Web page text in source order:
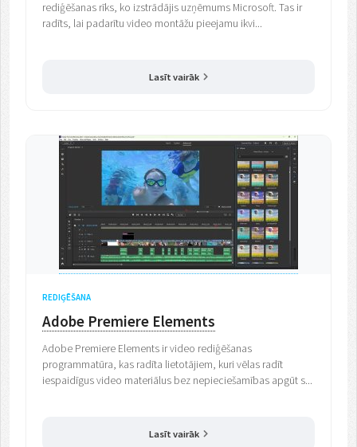
rediģēšanas rīks, ko izstrādājis uzņēmums Microsoft. Tas ir
radīts, lai padarītu video montāžu pieejamu ikvi...
Lasīt vairāk
REDIĢĒŠANA
Adobe Premiere Elements
Adobe Premiere Elements ir video rediģēšanas
programmatūra, kas radīta lietotājiem, kuri vēlas radīt
iespaidīgus video materiālus bez nepieciešamības apgūt s...
Lasīt vairāk